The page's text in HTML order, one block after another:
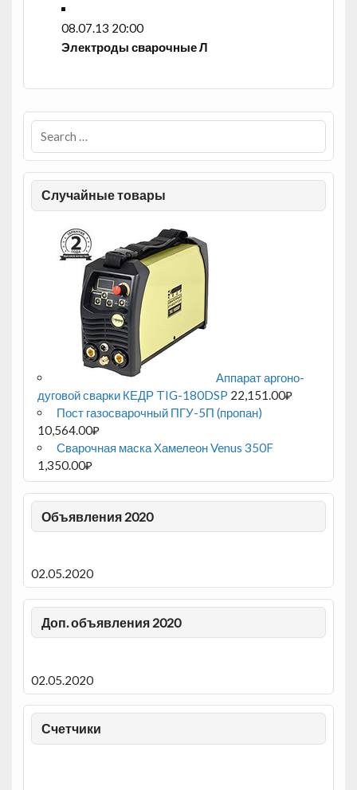
08.07.13 20:00
Электроды сварочные Л
Случайные товары
Аппарат аргоно-
дуговой сварки КЕДР TIG-180DSP 22,151.00₽
Пост газосварочный ПГУ-5П (пропан)
10,564.00₽
Сварочная маска Хамелеон Venus 350F
1,350.00₽
Объявления 2020
02.05.2020
Доп. объявления 2020
02.05.2020
Счетчики